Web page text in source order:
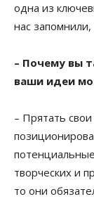
одна из
нас
– Почему вы
ваши идеи
– Прятать
творческих и
то они